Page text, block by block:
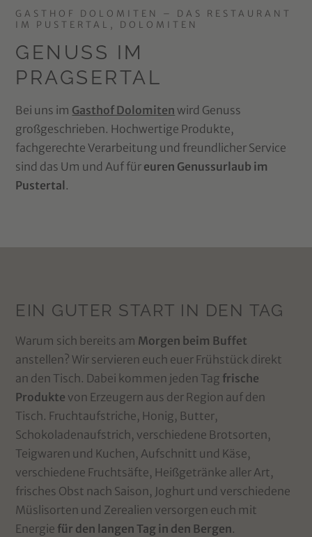
GASTHOF DOLOMITEN – DAS RESTAURANT
IM PUSTERTAL, DOLOMITEN
GENUSS IM
PRAGSERTAL
Bei uns im Gasthof Dolomiten wird Genuss
großgeschrieben. Hochwertige Produkte,
fachgerechte Verarbeitung und freundlicher Service
sind das Um und Auf für euren Genussurlaub im
Pustertal .
EIN GUTER START IN DEN TAG
Warum sich bereits am Morgen beim Buffet
anstellen? Wir servieren euch euer Frühstück direkt
an den Tisch. Dabei kommen jeden Tag frische
Produkte von Erzeugern aus der Region auf den
Tisch. Fruchtaufstriche, Honig, Butter,
Schokoladenaufstrich, verschiedene Brotsorten,
Teigwaren und Kuchen, Aufschnitt und Käse,
verschiedene Fruchtsäfte, Heißgetränke aller Art,
frisches Obst nach Saison, Joghurt und verschiedene
Müslisorten und Zerealien versorgen euch mit
Energie für den langen Tag in den Bergen.